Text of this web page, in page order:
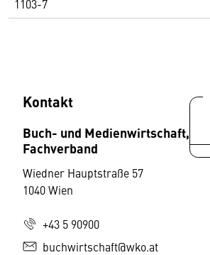
1103-7
Kontakt
Buch- und Medienwirtschaft,
Fachverband
Wiedner Hauptstraße 57
1040 Wien
+43 5 90900
buchwirtschaft@wko.at